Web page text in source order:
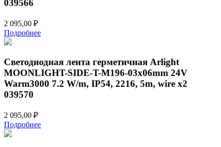
039566
2 095,00 ₽
Подробнее
Светодиодная лента герметичная Arlight
MOONLIGHT-SIDE-T-M196-03x06mm 24V
Warm3000 7.2 W/m, IP54, 2216, 5m, wire x2
039570
2 095,00 ₽
Подробнее